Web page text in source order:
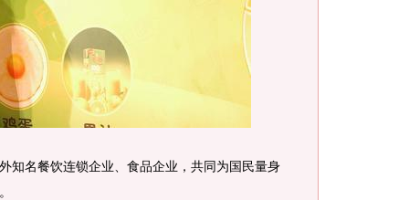
名餐饮连锁企业、食品企业，共同为国民量身